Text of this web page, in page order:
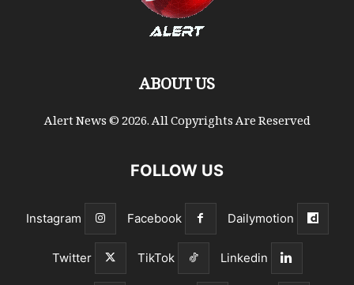
ABOUT US
Alert News © 2026. All Copyrights Are Reserved
FOLLOW US
Dailymotion
Facebook
Instagram
Linkedin
TikTok
Twitter